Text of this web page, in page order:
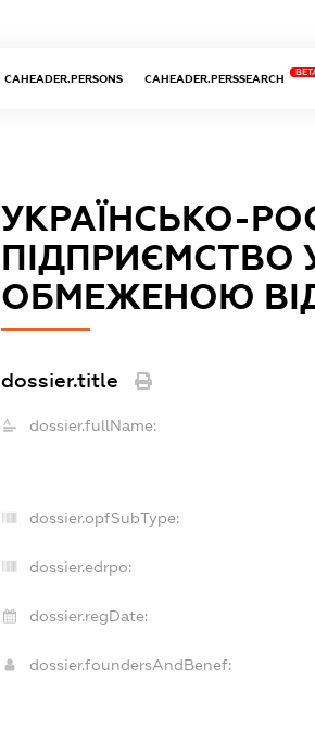
CAHEADER.PERSONS CAHEADER.PERSSEARCH
УКРАЇНСЬКО-
ПІДПРИЄМСТВО
ОБМЕЖЕНОЮ
dossier.title
dossier.fullName:
dossier.opfSubType:
dossier.edrpo:
dossier.regDate:
dossier.foundersAndBenef: